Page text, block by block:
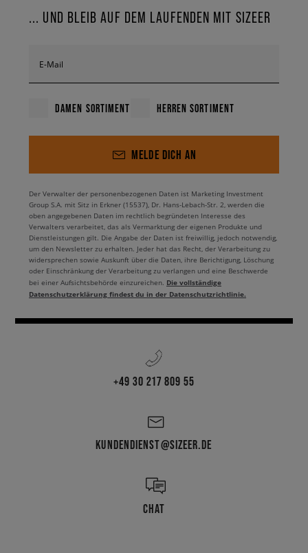
... UND BLEIB AUF DEM LAUFENDEN MIT SIZEER
E-Mail
DAMEN SORTIMENT HERREN SORTIMENT
MELDE DICH AN
Der Verwalter der personenbezogenen Daten ist Marketing Investment
Group S.A. mit Sitz in Erkner (15537), Dr. Hans-Lebach-Str. 2, werden die
oben angegebenen Daten im rechtlich begründeten Interesse des
Verwalters verarbeitet, das als Vermarktung der eigenen Produkte und
Dienstleistungen gilt. Die Angabe der Daten ist freiwillig, jedoch notwendig,
um den Newsletter zu erhalten. Jeder hat das Recht, der Verarbeitung zu
widersprechen sowie Auskunft über die Daten, ihre Berichtigung, Löschung
oder Einschränkung der Verarbeitung zu verlangen und eine Beschwerde
bei einer Aufsichtsbehörde einzureichen. Die vollständige
Datenschutzerklärung findest du in der Datenschutzrichtlinie.
+49 30 217 809 55
KUNDENDIENST@SIZEER.DE
CHAT